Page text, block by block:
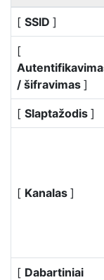
[ SSID ]
[
/ šifravimas ]
[ Slaptažodis ]
[ Kanalas ]
[ Dabartiniai